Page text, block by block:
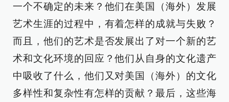
一个不确定的未来？他们在美国（海外）发展
艺术生涯的过程中，有着怎样的成就与失败？
而且，他们的艺术是否发展出了对一个新的艺
术和文化环境的回应？他们从自身的文化遗产
中吸收了什么，他们又对美国（海外）的文化
多样性和复杂性有怎样的贡献？最后，这些海